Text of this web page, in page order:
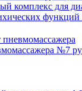
комплекс для
№7